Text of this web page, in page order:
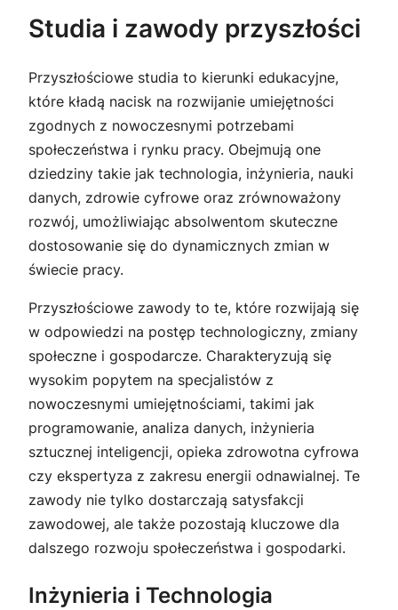
Studia i zawody przyszłości
Przyszłościowe studia to kierunki edukacyjne,
które kładą nacisk na rozwijanie umiejętności
zgodnych z nowoczesnymi potrzebami
społeczeństwa i rynku pracy. Obejmują one
dziedziny takie jak technologia, inżynieria, nauki
danych, zdrowie cyfrowe oraz zrównoważony
rozwój, umożliwiając absolwentom skuteczne
dostosowanie się do dynamicznych zmian w
świecie pracy.
Przyszłościowe zawody to te, które rozwijają się
w odpowiedzi na postęp technologiczny, zmiany
społeczne i gospodarcze. Charakteryzują się
wysokim popytem na specjalistów z
nowoczesnymi umiejętnościami, takimi jak
programowanie, analiza danych, inżynieria
sztucznej inteligencji, opieka zdrowotna cyfrowa
czy ekspertyza z zakresu energii odnawialnej. Te
zawody nie tylko dostarczają satysfakcji
zawodowej, ale także pozostają kluczowe dla
dalszego rozwoju społeczeństwa i gospodarki.
Inżynieria i Technologia